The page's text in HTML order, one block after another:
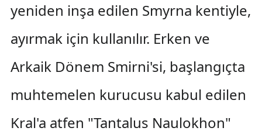
yeniden inşa edilen Smyrna kentiyle,
ayırmak için kullanılır. Erken ve
Arkaik Dönem Smirni'si, başlangıçta
muhtemelen kurucusu kabul edilen
Kral'a atfen "Tantalus Naulokhon"